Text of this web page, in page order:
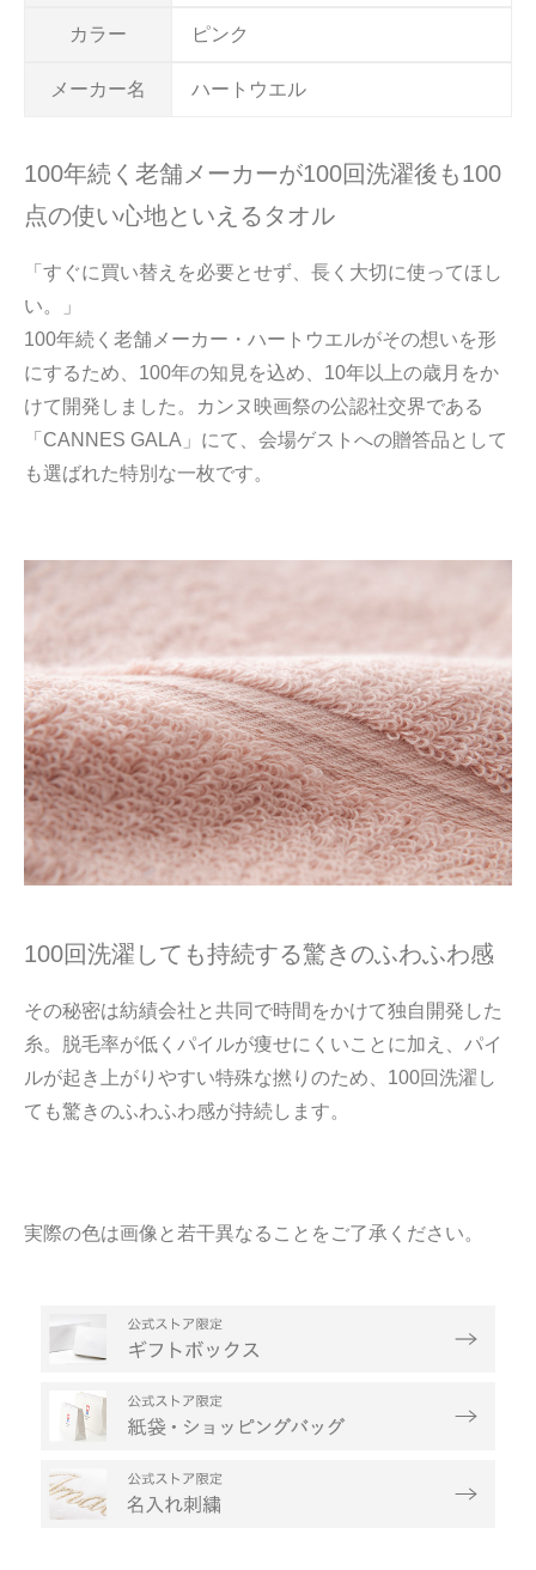
カラー ピンク
メーカー名 ハートウエル
100年続く老舗メーカーが100回洗濯後も100
点の使い心地といえるタオル
「すぐに買い替えを必要とせず、長く大切に使ってほし
い。」
100年続く老舗メーカー・ハートウエルがその想いを形
にするため、100年の知見を込め、10年以上の歳月をか
けて開発しました。カンヌ映画祭の公認社交界である
「CANNES GALA」にて、会場ゲストへの贈答品として
も選ばれた特別な一枚です。
100回洗濯しても持続する驚きのふわふわ感
その秘密は紡績会社と共同で時間をかけて独自開発した
糸。脱毛率が低くパイルが痩せにくいことに加え、パイ
ルが起き上がりやすい特殊な撚りのため、100回洗濯し
ても驚きのふわふわ感が持続します。
実際の色は画像と若干異なることをご了承ください。